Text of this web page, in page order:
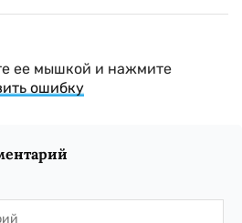
ее мышкой и нажмите
ошибку